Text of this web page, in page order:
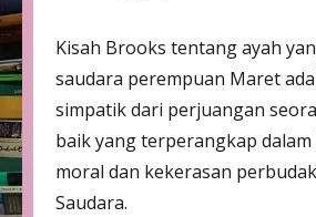
Kisah Brooks tentang ayah
saudara perempuan Maret
simpatik dari perjuangan
baik yang terperangkap
moral dan kekerasan
Saudara.